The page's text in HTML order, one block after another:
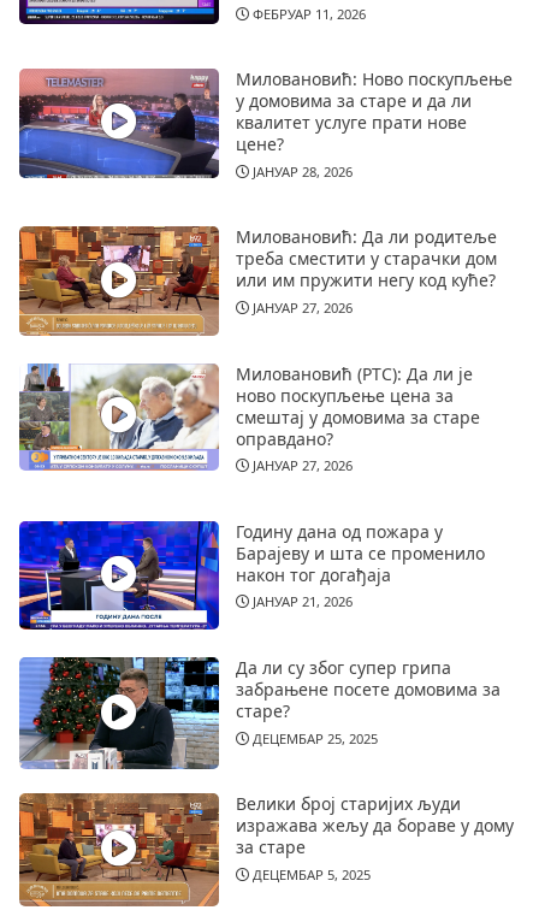
ФЕБРУАР 11, 2026
Миловановић: Ново поскупљење
у домовима за старе и да ли
квалитет услуге прати нове
цене?
ЈАНУАР 28, 2026
Миловановић: Да ли родитеље
треба сместити у старачки дом
или им пружити негу код куће?
ЈАНУАР 27, 2026
Миловановић (РТС): Да ли је
ново поскупљење цена за
смештај у домовима за старе
оправдано?
ЈАНУАР 27, 2026
Годину дана од пожара у
Барајеву и шта се променило
након тог догађаја
ЈАНУАР 21, 2026
Да ли су због супер грипа
забрањене посете домовима за
старе?
ДЕЦЕМБАР 25, 2025
Велики број старијих људи
изражава жељу да бораве у дому
за старе
ДЕЦЕМБАР 5, 2025